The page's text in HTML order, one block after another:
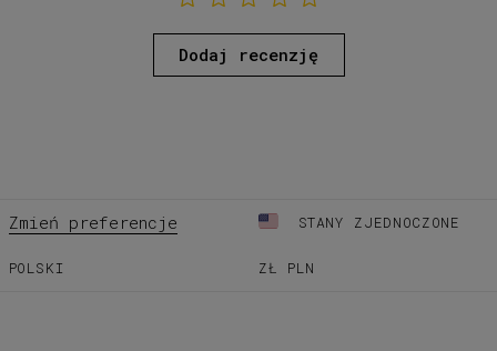
Dodaj recenzję
Zmień preferencje STANY ZJEDNOCZONE
POLSKI ZŁ PLN